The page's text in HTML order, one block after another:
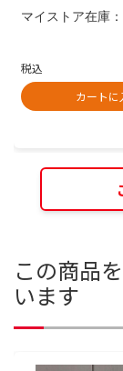
マイストア在庫：
税込
カートに
この商品
います